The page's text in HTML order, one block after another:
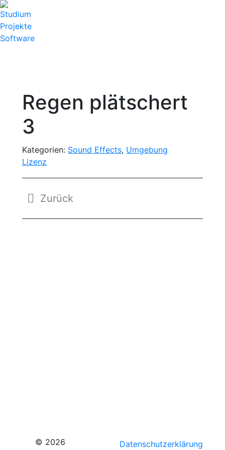
Studium
Projekte
Software
Regen plätschert
3
Kategorien: Sound Effects, Umgebung
Lizenz
navigation
Zurück
© 2026
Datenschutzerklärung